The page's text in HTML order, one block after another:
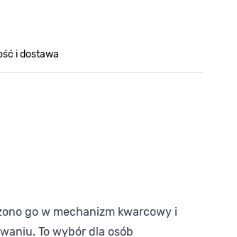
i dostawa
go w mechanizm kwarcowy i
To wybór dla osób